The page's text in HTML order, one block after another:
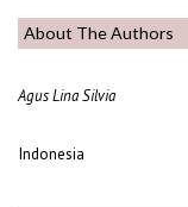
About The Authors
Agus Lina Silvia
Indonesia